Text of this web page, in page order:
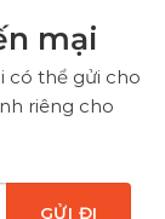
mại
có thể gửi cho
riêng cho